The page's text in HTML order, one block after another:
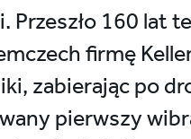
160 lat
firmę
zabierając po
pierwszy